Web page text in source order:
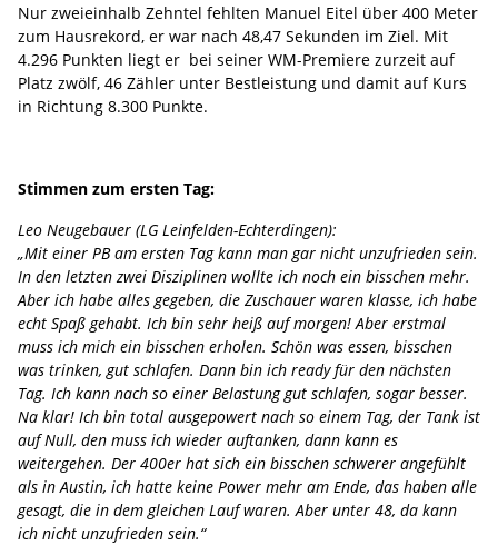
Nur zweieinhalb Zehntel fehlten Manuel Eitel über 400 Meter
zum Hausrekord, er war nach 48,47 Sekunden im Ziel. Mit
4.296 Punkten liegt er bei seiner WM-Premiere zurzeit auf
Platz zwölf, 46 Zähler unter Bestleistung und damit auf Kurs
in Richtung 8.300 Punkte.
Stimmen zum ersten Tag:
Leo Neugebauer (LG Leinfelden-Echterdingen):
„Mit einer PB am ersten Tag kann man gar nicht unzufrieden sein.
In den letzten zwei Disziplinen wollte ich noch ein bisschen mehr.
Aber ich habe alles gegeben, die Zuschauer waren klasse, ich habe
echt Spaß gehabt. Ich bin sehr heiß auf morgen! Aber erstmal
muss ich mich ein bisschen erholen. Schön was essen, bisschen
was trinken, gut schlafen. Dann bin ich ready für den nächsten
Tag. Ich kann nach so einer Belastung gut schlafen, sogar besser.
Na klar! Ich bin total ausgepowert nach so einem Tag, der Tank ist
auf Null, den muss ich wieder auftanken, dann kann es
weitergehen. Der 400er hat sich ein bisschen schwerer angefühlt
als in Austin, ich hatte keine Power mehr am Ende, das haben alle
gesagt, die in dem gleichen Lauf waren. Aber unter 48, da kann
ich nicht unzufrieden sein.“